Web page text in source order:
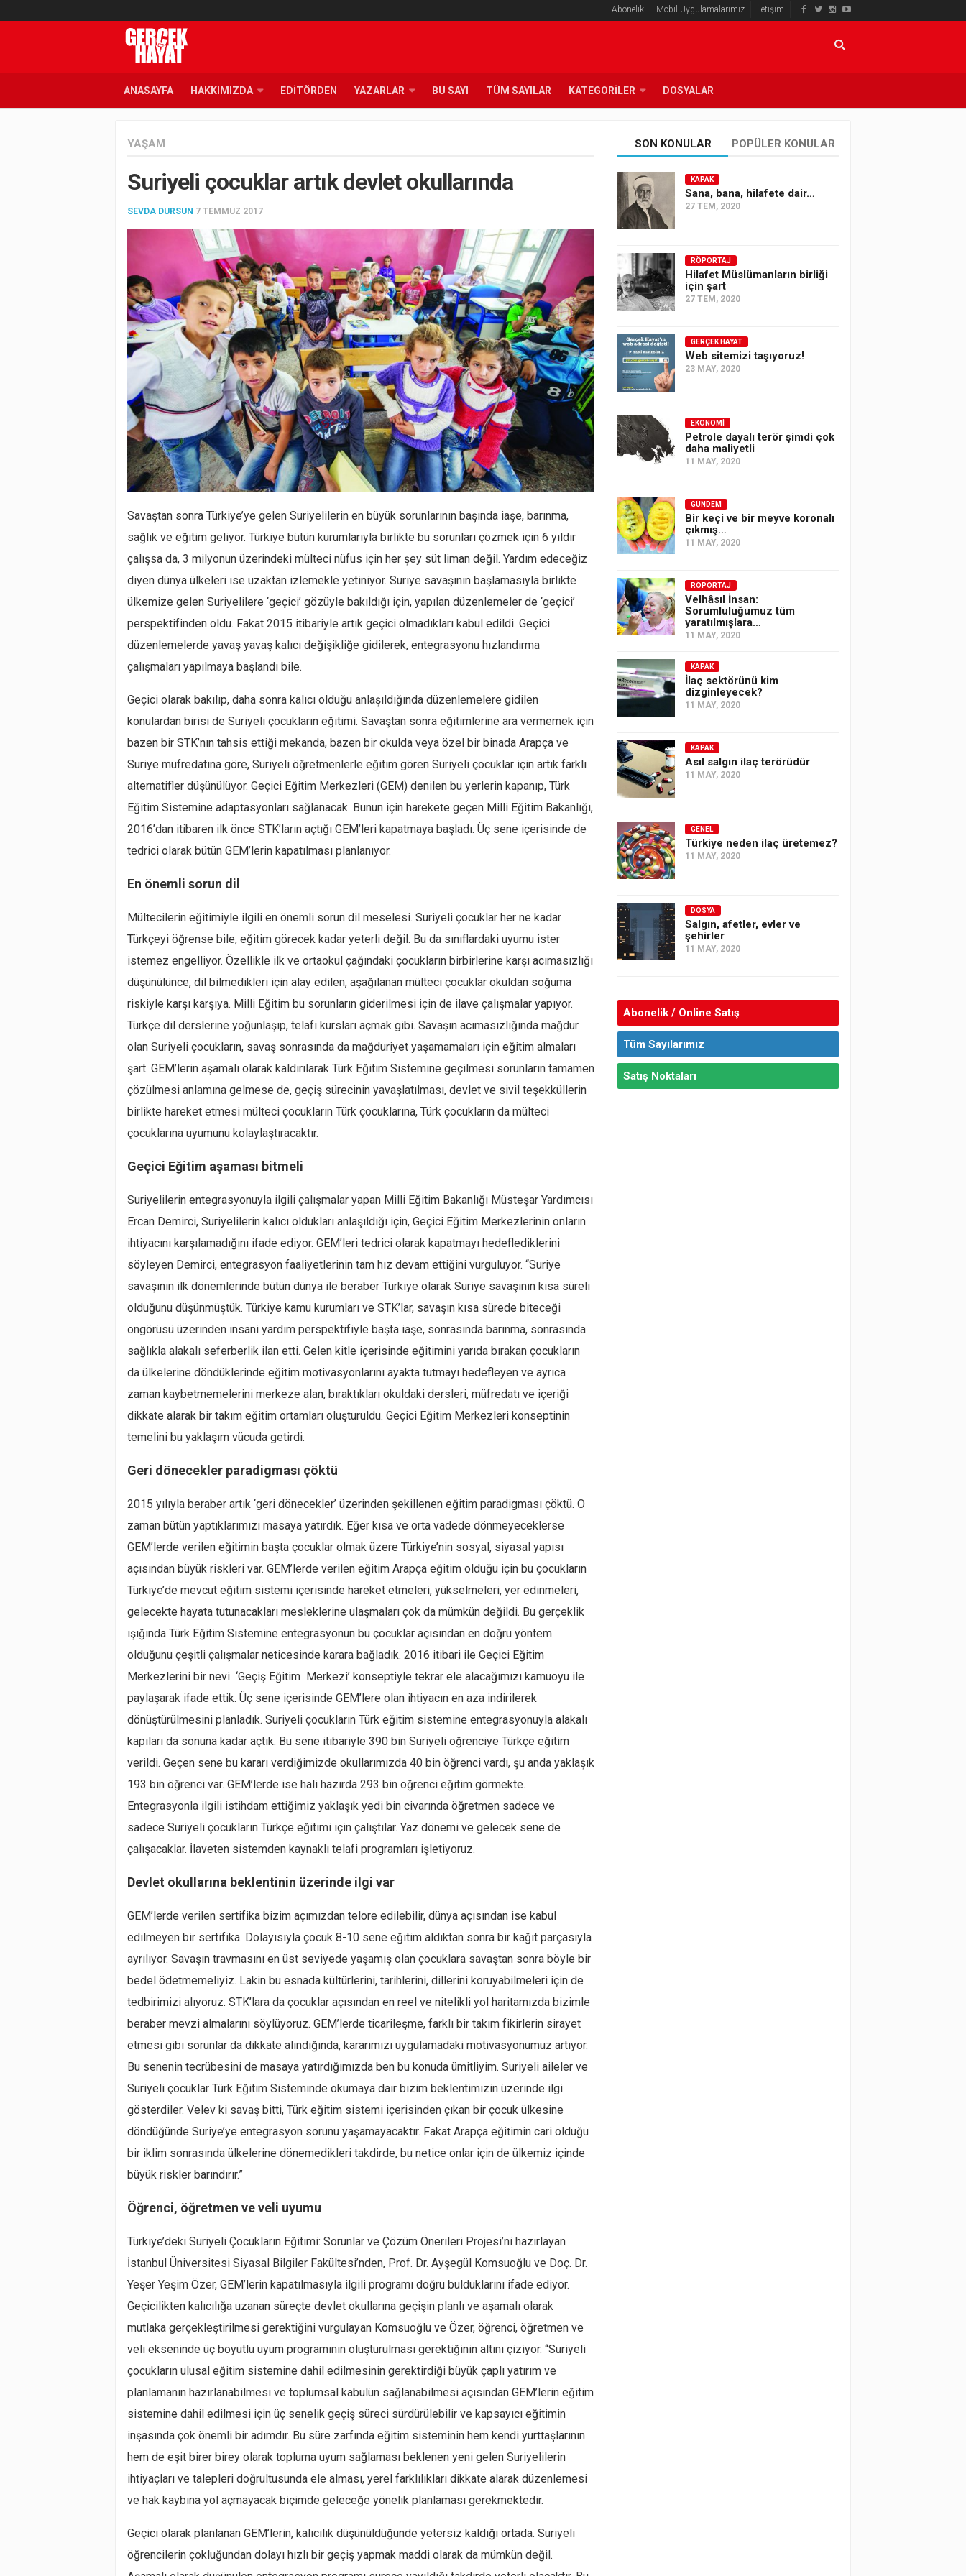
Abonelik Mobil Uygulamalarımız İletişim
ANASAYFA HAKKIMIZDA EDITÖRDEN YAZARLAR BU SAYI TÜM SAYILAR KATEGORILER DOSYALAR
YAŞAM
Suriyeli çocuklar artık devlet okullarında
SEVDA DURSUN 7 TEMMUZ 2017
Savaştan sonra Türkiye’ye gelen Suriyelilerin en büyük sorunlarının başında iaşe, barınma,
sağlık ve eğitim geliyor. Türkiye bütün kurumlarıyla birlikte bu sorunları çözmek için 6 yıldır
çalışsa da, 3 milyonun üzerindeki mülteci nüfus için her şey süt liman değil. Yardım edeceğiz
diyen dünya ülkeleri ise uzaktan izlemekle yetiniyor. Suriye savaşının başlamasıyla birlikte
ülkemize gelen Suriyelilere ‘geçici’ gözüyle bakıldığı için, yapılan düzenlemeler de ‘geçici’
perspektifinden oldu. Fakat 2015 itibariyle artık geçici olmadıkları kabul edildi. Geçici
düzenlemelerde yavaş yavaş kalıcı değişikliğe gidilerek, entegrasyonu hızlandırma
çalışmaları yapılmaya başlandı bile.
Geçici olarak bakılıp, daha sonra kalıcı olduğu anlaşıldığında düzenlemelere gidilen
konulardan birisi de Suriyeli çocukların eğitimi. Savaştan sonra eğitimlerine ara vermemek için
bazen bir STK’nın tahsis ettiği mekanda, bazen bir okulda veya özel bir binada Arapça ve
Suriye müfredatına göre, Suriyeli öğretmenlerle eğitim gören Suriyeli çocuklar için artık farklı
alternatifler düşünülüyor. Geçici Eğitim Merkezleri (GEM) denilen bu yerlerin kapanıp, Türk
Eğitim Sistemine adaptasyonları sağlanacak. Bunun için harekete geçen Milli Eğitim Bakanlığı,
2016’dan itibaren ilk önce STK’ların açtığı GEM’leri kapatmaya başladı. Üç sene içerisinde de
tedrici olarak bütün GEM’lerin kapatılması planlanıyor.
En önemli sorun dil
Mültecilerin eğitimiyle ilgili en önemli sorun dil meselesi. Suriyeli çocuklar her ne kadar
Türkçeyi öğrense bile, eğitim görecek kadar yeterli değil. Bu da sınıflardaki uyumu ister
istemez engelliyor. Özellikle ilk ve ortaokul çağındaki çocukların birbirlerine karşı acımasızlığı
düşünülünce, dil bilmedikleri için alay edilen, aşağılanan mülteci çocuklar okuldan soğuma
riskiyle karşı karşıya. Milli Eğitim bu sorunların giderilmesi için de ilave çalışmalar yapıyor.
Türkçe dil derslerine yoğunlaşıp, telafi kursları açmak gibi. Savaşın acımasızlığında mağdur
olan Suriyeli çocukların, savaş sonrasında da mağduriyet yaşamamaları için eğitim almaları
şart. GEM’lerin aşamalı olarak kaldırılarak Türk Eğitim Sistemine geçilmesi sorunların tamamen
çözülmesi anlamına gelmese de, geçiş sürecinin yavaşlatılması, devlet ve sivil teşekküllerin
birlikte hareket etmesi mülteci çocukların Türk çocuklarına, Türk çocukların da mülteci
çocuklarına uyumunu kolaylaştıracaktır.
Geçici Eğitim aşaması bitmeli
Suriyelilerin entegrasyonuyla ilgili çalışmalar yapan Milli Eğitim Bakanlığı Müsteşar Yardımcısı
Ercan Demirci, Suriyelilerin kalıcı oldukları anlaşıldığı için, Geçici Eğitim Merkezlerinin onların
ihtiyacını karşılamadığını ifade ediyor. GEM’leri tedrici olarak kapatmayı hedeflediklerini
söyleyen Demirci, entegrasyon faaliyetlerinin tam hız devam ettiğini vurguluyor. “Suriye
savaşının ilk dönemlerinde bütün dünya ile beraber Türkiye olarak Suriye savaşının kısa süreli
olduğunu düşünmüştük. Türkiye kamu kurumları ve STK’lar, savaşın kısa sürede biteceği
öngörüsü üzerinden insani yardım perspektifiyle başta iaşe, sonrasında barınma, sonrasında
sağlıkla alakalı seferberlik ilan etti. Gelen kitle içerisinde eğitimini yarıda bırakan çocukların
da ülkelerine döndüklerinde eğitim motivasyonlarını ayakta tutmayı hedefleyen ve ayrıca
zaman kaybetmemelerini merkeze alan, bıraktıkları okuldaki dersleri, müfredatı ve içeriği
dikkate alarak bir takım eğitim ortamları oluşturuldu. Geçici Eğitim Merkezleri konseptinin
temelini bu yaklaşım vücuda getirdi.
Geri dönecekler paradigması çöktü
2015 yılıyla beraber artık ‘geri dönecekler’ üzerinden şekillenen eğitim paradigması çöktü. O
zaman bütün yaptıklarımızı masaya yatırdık. Eğer kısa ve orta vadede dönmeyeceklerse
GEM’lerde verilen eğitimin başta çocuklar olmak üzere Türkiye’nin sosyal, siyasal yapısı
açısından büyük riskleri var. GEM’lerde verilen eğitim Arapça eğitim olduğu için bu çocukların
Türkiye’de mevcut eğitim sistemi içerisinde hareket etmeleri, yükselmeleri, yer edinmeleri,
gelecekte hayata tutunacakları mesleklerine ulaşmaları çok da mümkün değildi. Bu gerçeklik
ışığında Türk Eğitim Sistemine entegrasyonun bu çocuklar açısından en doğru yöntem
olduğunu çeşitli çalışmalar neticesinde karara bağladık. 2016 itibari ile Geçici Eğitim
Merkezlerini bir nevi ‘Geçiş Eğitim Merkezi’ konseptiyle tekrar ele alacağımızı kamuoyu ile
paylaşarak ifade ettik. Üç sene içerisinde GEM’lere olan ihtiyacın en aza indirilerek
dönüştürülmesini planladık. Suriyeli çocukların Türk eğitim sistemine entegrasyonuyla alakalı
kapıları da sonuna kadar açtık. Bu sene itibariyle 390 bin Suriyeli öğrenciye Türkçe eğitim
verildi. Geçen sene bu kararı verdiğimizde okullarımızda 40 bin öğrenci vardı, şu anda yaklaşık
193 bin öğrenci var. GEM’lerde ise hali hazırda 293 bin öğrenci eğitim görmekte.
Entegrasyonla ilgili istihdam ettiğimiz yaklaşık yedi bin civarında öğretmen sadece ve
sadece Suriyeli çocukların Türkçe eğitimi için çalıştılar. Yaz dönemi ve gelecek sene de
çalışacaklar. İlaveten sistemden kaynaklı telafi programları işletiyoruz.
Devlet okullarına beklentinin üzerinde ilgi var
GEM’lerde verilen sertifika bizim açımızdan telore edilebilir, dünya açısından ise kabul
edilmeyen bir sertifika. Dolayısıyla çocuk 8-10 sene eğitim aldıktan sonra bir kağıt parçasıyla
ayrılıyor. Savaşın travmasını en üst seviyede yaşamış olan çocuklara savaştan sonra böyle bir
bedel ödetmemeliyiz. Lakin bu esnada kültürlerini, tarihlerini, dillerini koruyabilmeleri için de
tedbirimizi alıyoruz. STK’lara da çocuklar açısından en reel ve nitelikli yol haritamızda bizimle
beraber mevzi almalarını söylüyoruz. GEM’lerde ticarileşme, farklı bir takım fikirlerin sirayet
etmesi gibi sorunlar da dikkate alındığında, kararımızı uygulamadaki motivasyonumuz artıyor.
Bu senenin tecrübesini de masaya yatırdığımızda ben bu konuda ümitliyim. Suriyeli aileler ve
Suriyeli çocuklar Türk Eğitim Sisteminde okumaya dair bizim beklentimizin üzerinde ilgi
gösterdiler. Velev ki savaş bitti, Türk eğitim sistemi içerisinden çıkan bir çocuk ülkesine
döndüğünde Suriye’ye entegrasyon sorunu yaşamayacaktır. Fakat Arapça eğitimin cari olduğu
bir iklim sonrasında ülkelerine dönemedikleri takdirde, bu netice onlar için de ülkemiz içinde
büyük riskler barındırır.”
Öğrenci, öğretmen ve veli uyumu
Türkiye’deki Suriyeli Çocukların Eğitimi: Sorunlar ve Çözüm Önerileri Projesi’ni hazırlayan
İstanbul Üniversitesi Siyasal Bilgiler Fakültesi’nden, Prof. Dr. Ayşegül Komsuoğlu ve Doç. Dr.
Yeşer Yeşim Özer, GEM’lerin kapatılmasıyla ilgili programı doğru bulduklarını ifade ediyor.
Geçicilikten kalıcılığa uzanan süreçte devlet okullarına geçişin planlı ve aşamalı olarak
mutlaka gerçekleştirilmesi gerektiğini vurgulayan Komsuoğlu ve Özer, öğrenci, öğretmen ve
veli ekseninde üç boyutlu uyum programının oluşturulması gerektiğinin altını çiziyor. “Suriyeli
çocukların ulusal eğitim sistemine dahil edilmesinin gerektirdiği büyük çaplı yatırım ve
planlamanın hazırlanabilmesi ve toplumsal kabulün sağlanabilmesi açısından GEM’lerin eğitim
sistemine dahil edilmesi için üç senelik geçiş süreci sürdürülebilir ve kapsayıcı eğitimin
inşasında çok önemli bir adımdır. Bu süre zarfında eğitim sisteminin hem kendi yurttaşlarının
hem de eşit birer birey olarak topluma uyum sağlaması beklenen yeni gelen Suriyelilerin
ihtiyaçları ve talepleri doğrultusunda ele alması, yerel farklılıkları dikkate alarak düzenlemesi
ve hak kaybına yol açmayacak biçimde geleceğe yönelik planlaması gerekmektedir.
Geçici olarak planlanan GEM’lerin, kalıcılık düşünüldüğünde yetersiz kaldığı ortada. Suriyeli
öğrencilerin çokluğundan dolayı hızlı bir geçiş yapmak maddi olarak da mümkün değil.
SON KONULAR POPÜLER KONULAR
KAPAK
Sana, bana, hilafete dair…
27 TEM, 2020
RÖPORTAJ
Hilafet Müslümanların birliği
için şart
27 TEM, 2020
GERÇEK HAYAT
Web sitemizi taşıyoruz!
23 MAY, 2020
EKONOMI
Petrole dayalı terör şimdi çok
daha maliyetli
11 MAY, 2020
GÜNDEM
Bir keçi ve bir meyve koronalı
çıkmış…
11 MAY, 2020
RÖPORTAJ
Velhâsıl İnsan:
Sorumluluğumuz tüm
yaratılmışlara…
11 MAY, 2020
KAPAK
İlaç sektörünü kim
dizginleyecek?
11 MAY, 2020
KAPAK
Asıl salgın ilaç terörüdür
11 MAY, 2020
GENEL
Türkiye neden ilaç üretemez?
11 MAY, 2020
DOSYA
Salgın, afetler, evler ve
şehirler
11 MAY, 2020
Abonelik / Online Satış
Tüm Sayılarımız
Satış Noktaları